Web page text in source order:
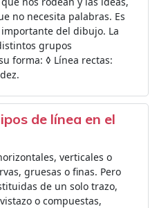
no necesita palabras. Es
del dibujo. La
grupos
forma: ◊ Línea rectas:
de línea en el
verticales o
gruesas o finas. Pero
de un solo trazo,
o compuestas,